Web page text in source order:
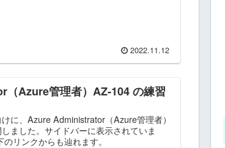
2022.11.12
Azure管理者）AZ-104 の練習
に、Azure Administrator（Azure管理者）
ました。サイドバーに表示されていま
リンクからも辿れます。